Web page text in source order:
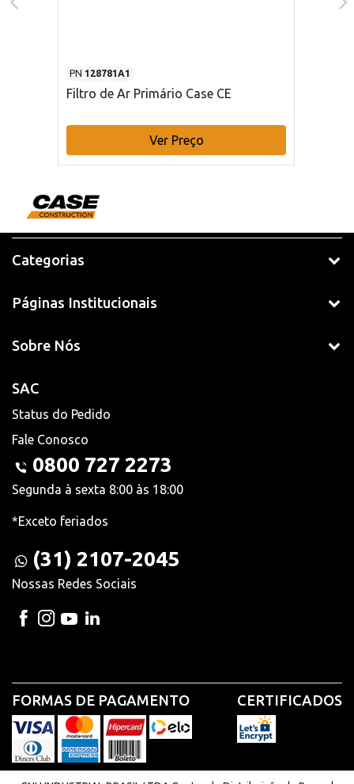
PN 128781A1
Filtro de Ar Primário Case CE
Ver Preço
Categorias
Páginas Institucionais
Sobre Nós
SAC
Status do Pedido
Fale Conosco
0800 727 2273
Segunda à sexta 8:00 às 18:00
*Exceto feriados
(31) 2107-2045
Nossas Redes Sociais
FORMAS DE PAGAMENTO CERTIFICADOS